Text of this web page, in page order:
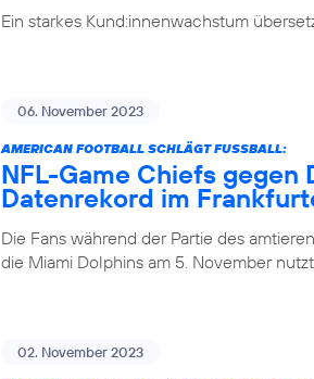
Ein starkes Kund:innenwachstum
06. November 2023
AMERICAN FOOTBALL SCHLÄGT FUSSBALL:
NFL-Game Chiefs
Datenrekord im
Die Fans während der Partie des
die Miami Dolphins am 5. November
02. November 2023